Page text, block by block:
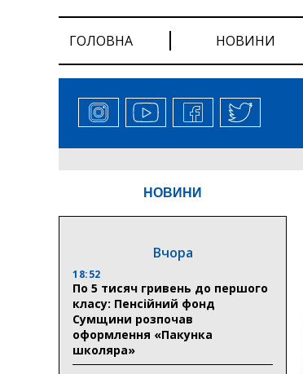
ГОЛОВНА НОВИНИ
НОВИНИ
Вчора
18:52
По 5 тисяч гривень до першого
класу: Пенсійний фонд
Сумщини розпочав
оформлення «Пакунка
школяра»